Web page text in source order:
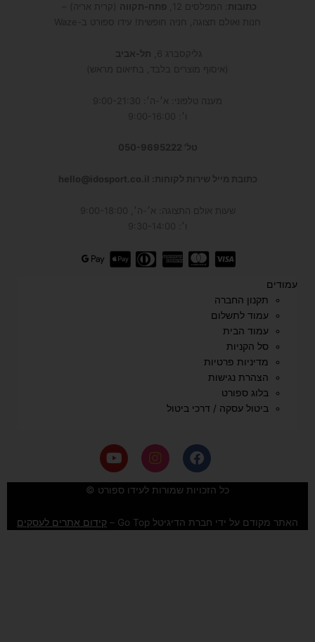
כתובות : המפלסים 12, פתח-תקווה (קרית אריה) –
חנות ואולם תצוגה, חניה חופשית! עידו ספורט ב-Waze
גליקסברג 6,
תל-אביב
(איסוף מוצרים בלבד, בתיאום מראש)
מענה טלפוני: א׳-ה׳: 9:00-21:30
ו׳: 9:00-16:00
טל' 050-9695222
כתובת מייל שירות לקוחות: hello@idosport.co.il
שעות אולם התצוגה: א׳-ה׳, 9:00-18:00
ו׳: 9:30-14:00
עמודים
תקנון החברה
עמוד לתשלום
עמוד הבית
סל הקניות
מדיניות פרטיות
הצהרת נגישות
בלוג ספורט
ביטול עסקה / דרכי ביטול
F
a
c
e
o
o
I
n
s
t
g
r
Y
o
u
t
b
e
כל הזכויות שמורות לעידו ספורט ©
האתר מקודם על ידי חברת הדיגיטל Go Top – קידום אתרים לעסקים